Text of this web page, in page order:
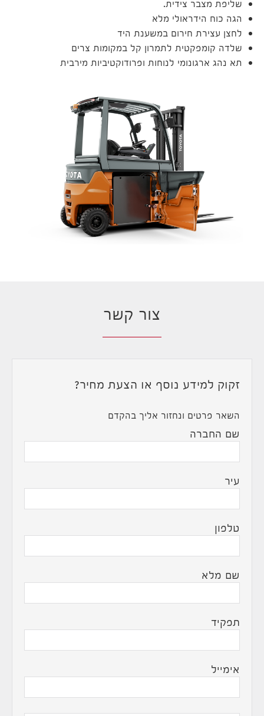
שליפת מצבר צידית.
הגה כוח הידראולי מלא
לחצן עצירת חירום במשענת היד
שלדה קומפקטית לתמרון קל במקומות צרים
תא נהג ארגונומי לנוחות ופרודוקטיביות מירבית
צור קשר
זקוק למידע נוסף או הצעת מחיר?
השאר פרטים ונחזור אליך בהקדם
שם החברה
עיר
טלפון
שם מלא
תפקיד
אימייל